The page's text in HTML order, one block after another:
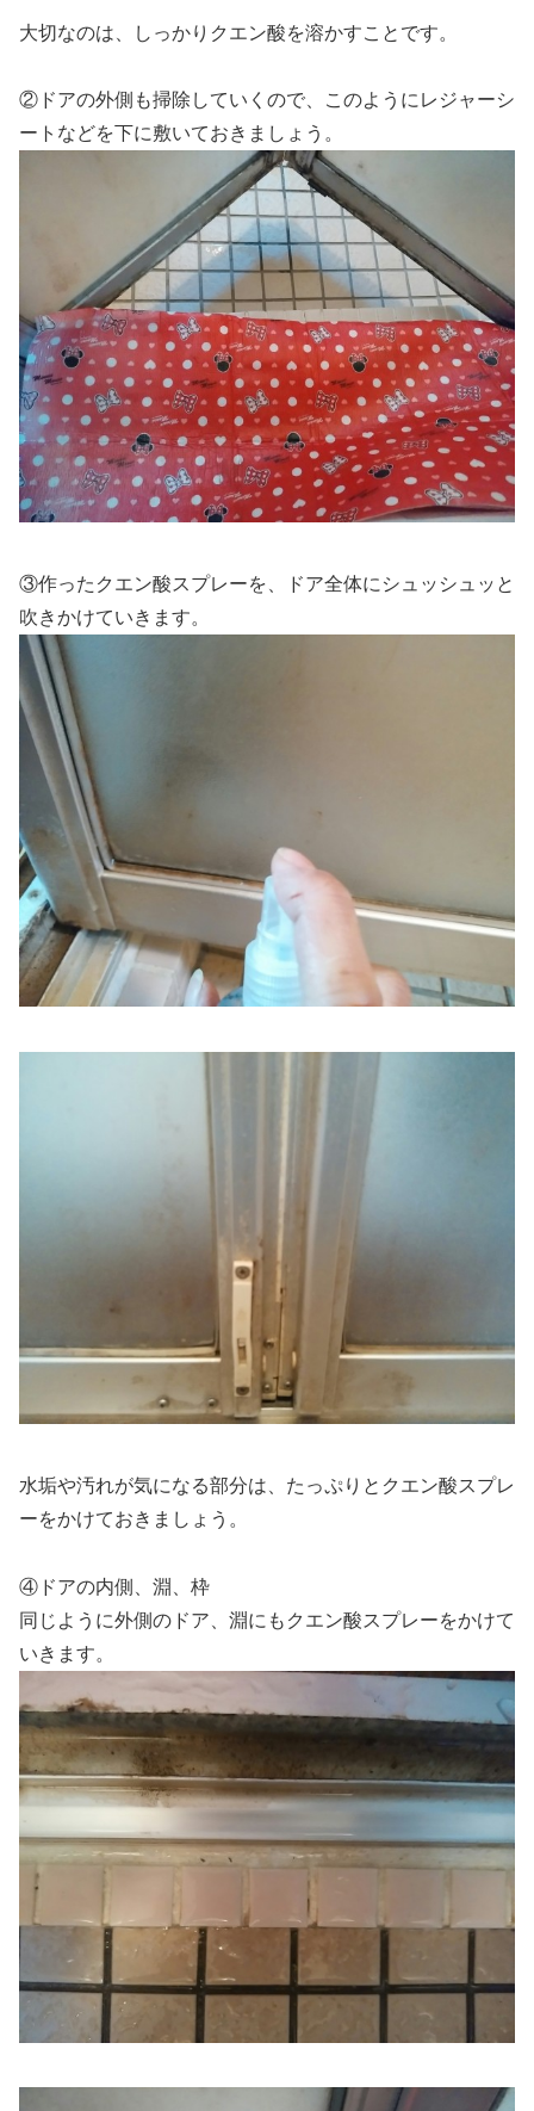
大切なのは、しっかりクエン酸を溶かすことです。
②ドアの外側も掃除していくので、このようにレジャーシ
ートなどを下に敷いておきましょう。
③作ったクエン酸スプレーを、ドア全体にシュッシュッと
吹きかけていきます。
水垢や汚れが気になる部分は、たっぷりとクエン酸スプレ
ーをかけておきましょう。
④ドアの内側、淵、枠
同じように外側のドア、淵にもクエン酸スプレーをかけて
いきます。